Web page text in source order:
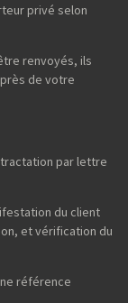
privé selon
renvoyés, ils
de votre
par lettre
du client
et vérification du
référence